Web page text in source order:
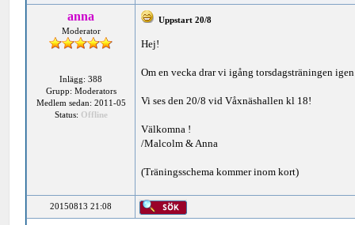
anna
Moderator
Inlägg: 388
Grupp: Moderators
Medlem sedan: 2011-05
Status: Offline
Uppstart 20/8
Hej!
Om en vecka drar vi igång torsdagsträningen
Vi ses den 20/8 vid Våxnäshallen kl 18!
Välkomna !
/Malcolm & Anna
(Träningsschema kommer inom kort)
20150813 21:08